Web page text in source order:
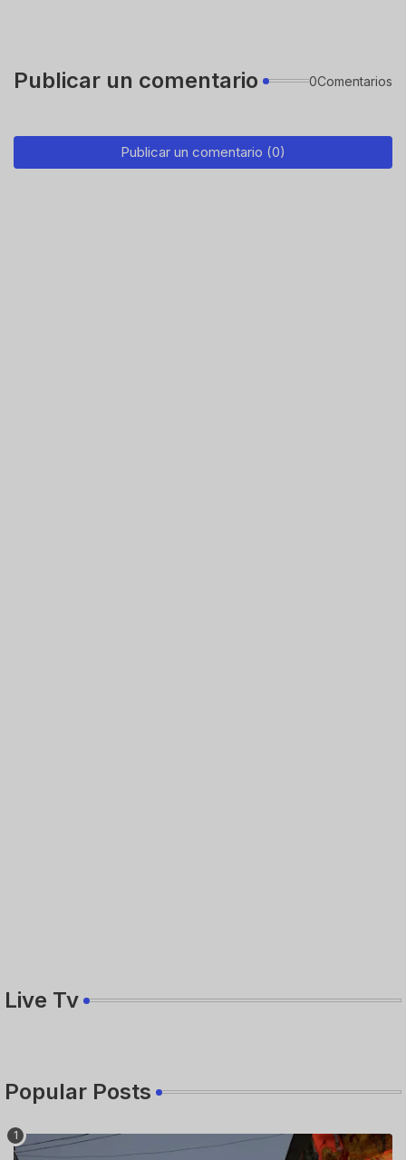
Publicar un comentario 0Comentarios
Publicar un comentario (0)
Live Tv
Popular Posts